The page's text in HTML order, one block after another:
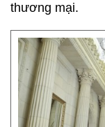
thương mại.